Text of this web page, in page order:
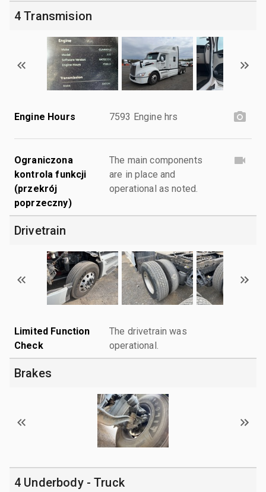
4 Transmision
Engine Hours 7593 Engine hrs
Ograniczona
kontrola funkcji
(przekrój
poprzeczny)
The main components
are in place and
operational as noted.
Drivetrain
Limited Function
Check
The drivetrain was
operational.
Brakes
4 Underbody - Truck